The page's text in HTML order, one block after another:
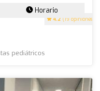
4.2 (19 opiniones)
Horario
pediátricos